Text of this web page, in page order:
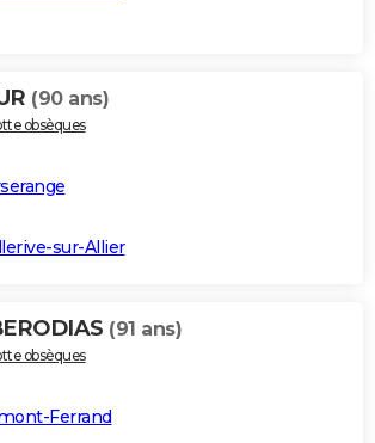
(90 ans)
obsèques
sur-Allier
(91 ans)
obsèques
Ferrand